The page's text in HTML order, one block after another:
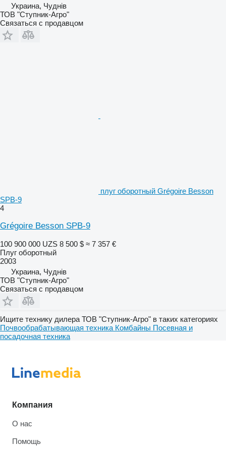
Украина, Чуднів
ТОВ "Ступник-Агро"
Связаться с продавцом
плуг оборотный Grégoire Besson
SPB-9
4
Grégoire Besson SPB-9
100 900 000 UZS 8 500 $ ≈ 7 357 €
Плуг оборотный
2003
Украина, Чуднів
ТОВ "Ступник-Агро"
Связаться с продавцом
Ищите технику дилера ТОВ "Ступник-Агро" в таких категориях
Почвообрабатывающая техника Комбайны Посевная и
посадочная техника
Компания
О нас
Помощь